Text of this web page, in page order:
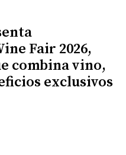
Fair 2026,
combina vino,
exclusivos